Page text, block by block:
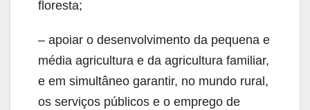
floresta;
– apoiar o desenvolvimento da pequena e
média agricultura e da agricultura familiar,
e em simultâneo garantir, no mundo rural,
os serviços públicos e o emprego de